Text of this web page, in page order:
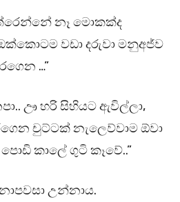
නෑ මොකක්ද
වඩා දරුවා මනුඅජ්ව
…”
ඌ හරි සිහියට ඇවිල්ලා,
චුට්ටක් නැලෙව්වාම ඕවා
කාලේ ගුටි කෑවේ..”
උන්නාය.